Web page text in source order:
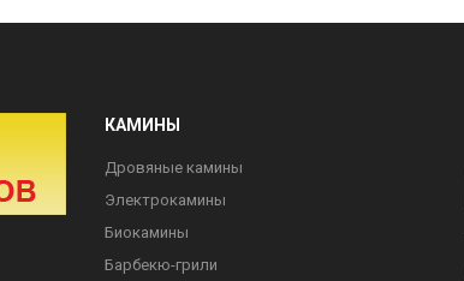
КАМИНЫ
Дровяные камины
Электрокамины
Биокамины
Барбекю-грили